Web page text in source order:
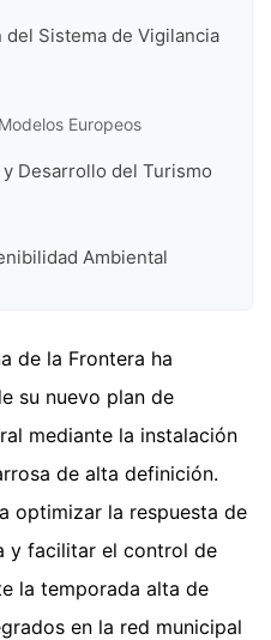
Sistema de Vigilancia
Europeos
Desarrollo del Turismo
Ambiental
de la Frontera ha
su nuevo plan de
mediante la instalación
de alta definición.
optimizar la respuesta de
y facilitar el control de
la temporada alta de
en la red municipal